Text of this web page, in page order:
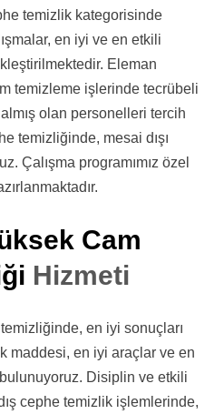
temizlik kategorisinde
en iyi ve en etkili
Eleman
temizleme işlerinde tecrübeli
olan personelleri tercih
temizliğinde, mesai dışı
Çalışma programımız özel
Cam
Hizmeti
en iyi sonuçları
maddesi, en iyi araçlar ve en
Disiplin ve etkili
cephe temizlik işlemlerinde,